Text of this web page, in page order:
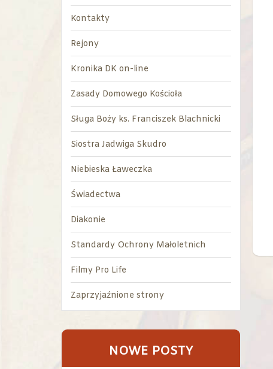
Kontakty
Rejony
Kronika DK on-line
Zasady Domowego Kościoła
Sługa Boży ks. Franciszek Blachnicki
Siostra Jadwiga Skudro
Niebieska Ławeczka
Świadectwa
Diakonie
Standardy Ochrony Małoletnich
Filmy Pro Life
Zaprzyjaźnione strony
NOWE POSTY